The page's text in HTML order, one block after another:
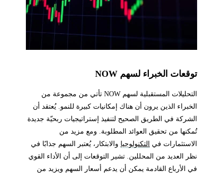
توقعات الخبراء لسهم NOW
التحليلات المستقبلية لسهم NOW تأتي من مجموعة من
الخبراء الذين يرون أن هناك إمكانيات كبيرة للنمو. يُعتقد أن
الشركة في الطريق الصحيح لتنفيذ إستراتيجيات ربحيّة جديدة
تُمكنها من تحقيق العوائد المطلوبة. ومع مزيد من
الاستثمارات في التكنولوجياوالابتكار، يُعتبر السهم جذابًا في
نظر العديد من المحللين. تشير التوقعات إلى أن الأداء القوي
في الأرباع القادمة يمكن أن يدعم أسعار السهم ويزيد من